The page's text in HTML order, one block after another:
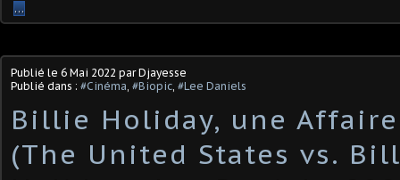
…
Publié le 6 Mai 2022 par Djayesse
Publié dans : #Cinéma #Biopic #Lee Daniels
Billie Holiday, une
(The United States vs.